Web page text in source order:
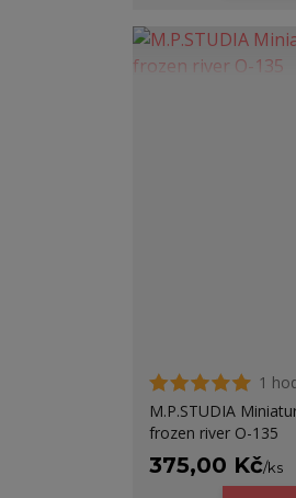
1
M.P.STUDIA
frozen river O-135
375,00 Kč/ks